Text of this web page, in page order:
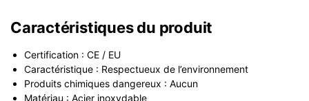
Caractéristiques du produit
Certification : CE / EU
Caractéristique : Respectueux de l’environnement
Produits chimiques dangereux : Aucun
Matériau : Acier inoxydable